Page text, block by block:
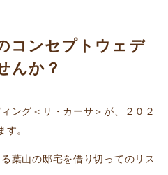
コンセプトウェデ
んか？
ング＜リ・カーサ＞が、２０２
す。
葉山の邸宅を借り切ってのリス